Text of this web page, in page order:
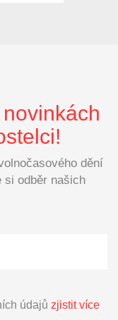
dění
si odběr našich
údajů zjistit více